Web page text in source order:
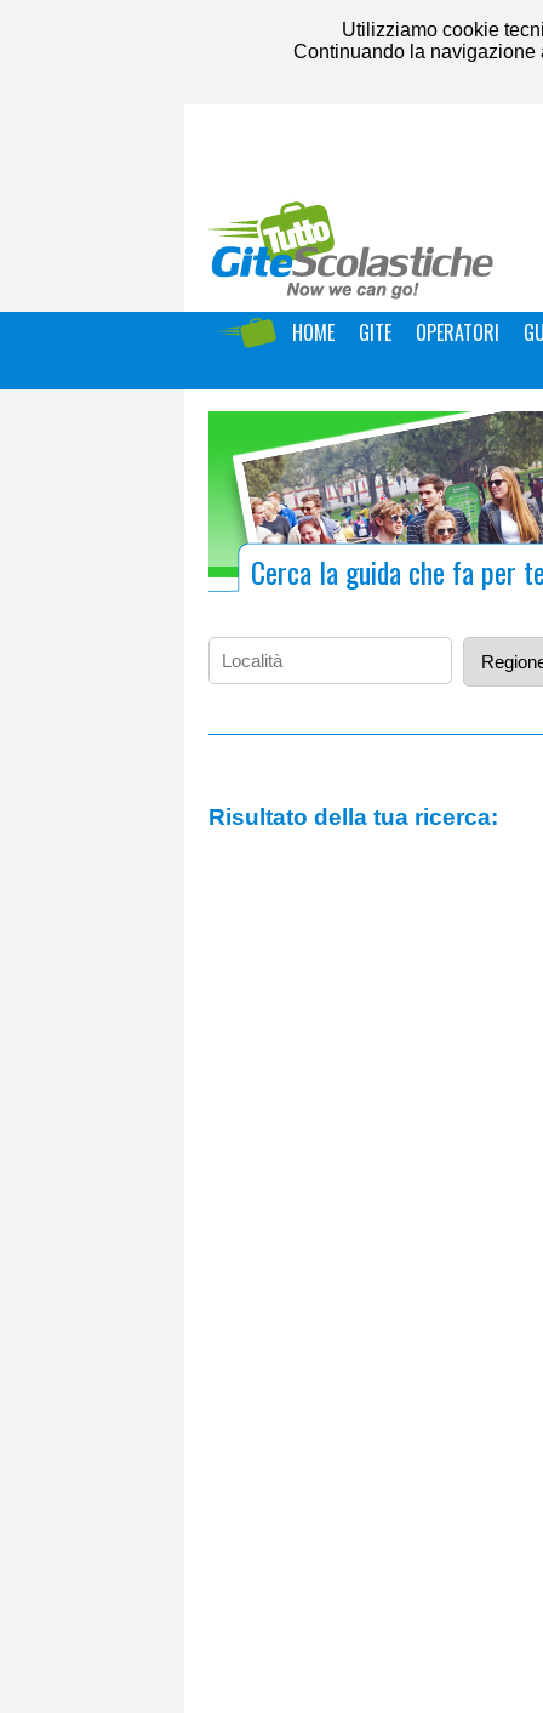
Utilizziamo cookie
Continuando la
HOME GITE OPERATORI
Cerca la guida che fa per
Risultato della tua ricerca: